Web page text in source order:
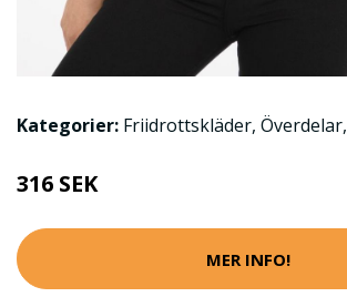
Kategorier: Friidrottskläder, Överdelar,
316 SEK
MER INFO!